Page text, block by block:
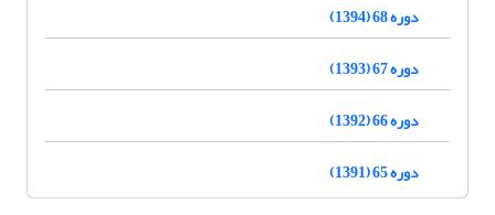
دوره 68 (1394)
دوره 67 (1393)
دوره 66 (1392)
دوره 65 (1391)